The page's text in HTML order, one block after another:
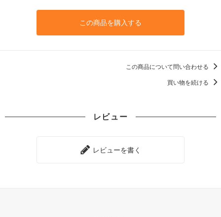
この商品を購入する
この商品について問い合わせる
買い物を続ける
レビュー
レビューを書く